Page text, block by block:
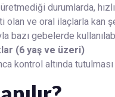
durumlarda,
olan ve oral ilaçlarla kan
bazı gebelerde
(6 yaş ve üzeri)
kontrol altında